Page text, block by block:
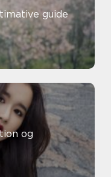
guide
og